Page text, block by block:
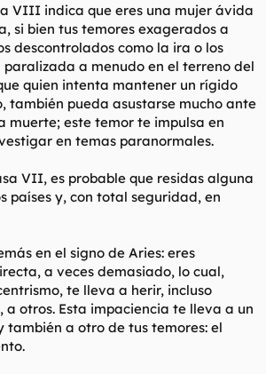
VIII indica que eres una mujer ávida
si bien tus temores exagerados a
descontrolados como la ira o los
a menudo en el terreno del
quien intenta mantener un rígido
también pueda asustarse mucho ante
muerte; este temor te impulsa en
en temas paranormales.
VII, es probable que residas alguna
países y, con total seguridad, en
en el signo de Aries: eres
a veces demasiado, lo cual,
te lleva a herir, incluso
a otros. Esta impaciencia te lleva a un
a otro de tus temores: el